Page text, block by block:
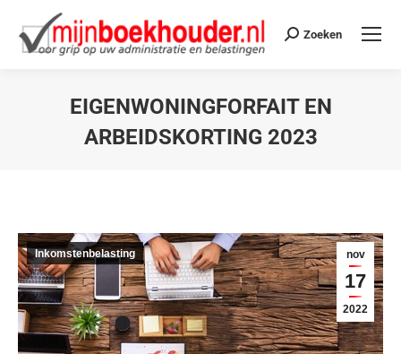
Zoeken
EIGENWONINGFORFAIT EN
ARBEIDSKORTING 2023
nov
17
2022
Inkomstenbelasting